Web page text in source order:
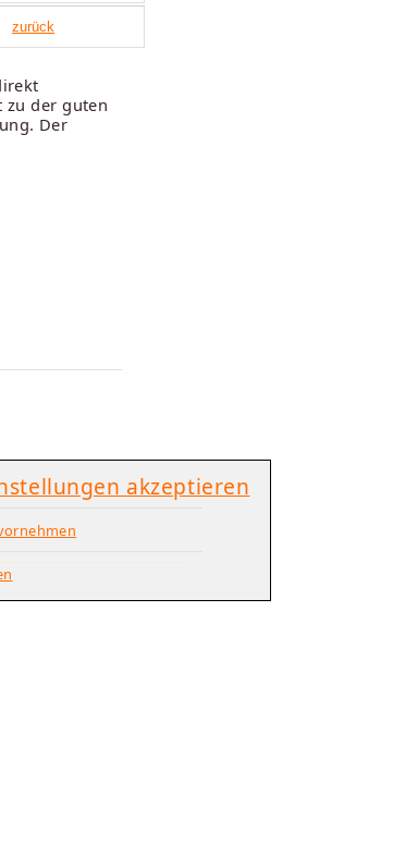
zurück
zu der guten
Der
akzeptieren